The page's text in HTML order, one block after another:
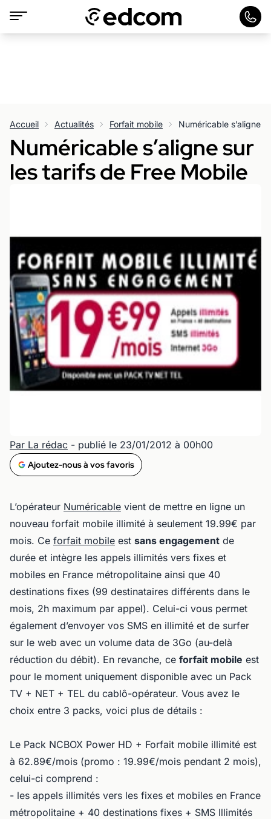
Accueil Actualités Forfait mobile Numéricable s’aligne
Numéricable s’aligne sur
les tarifs de Free Mobile
Par La rédac - publié le 23/01/2012 à 00h00
Ajoutez-nous à vos favoris
L’opérateur Numéricable vient de mettre en ligne un
nouveau forfait mobile illimité à seulement 19.99€ par
mois. Ce forfait mobile est sans engagement de
durée et intègre les appels illimités vers fixes et
mobiles en France métropolitaine ainsi que 40
destinations fixes (99 destinataires différents dans le
mois, 2h maximum par appel). Celui-ci vous permet
également d’envoyer vos SMS en illimité et de surfer
sur le web avec un volume data de 3Go (au-delà
réduction du débit). En revanche, ce forfait mobile est
pour le moment uniquement disponible avec un Pack
TV + NET + TEL du cablô-opérateur. Vous avez le
choix entre 3 packs, voici plus de détails :
Le Pack NCBOX Power HD + Forfait mobile illimité est
à 62.89€/mois (promo : 19.99€/mois pendant 2 mois),
celui-ci comprend :
- les appels illimités vers les fixes et mobiles en France
métropolitaine + 40 destinations fixes + SMS Illimités